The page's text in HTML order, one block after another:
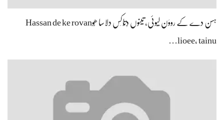
ہسن دے کے رووَن لیوئی، تینوں دِتّاکِس دلاسا ھُوHassan de ke rovan
lioee, tainu…